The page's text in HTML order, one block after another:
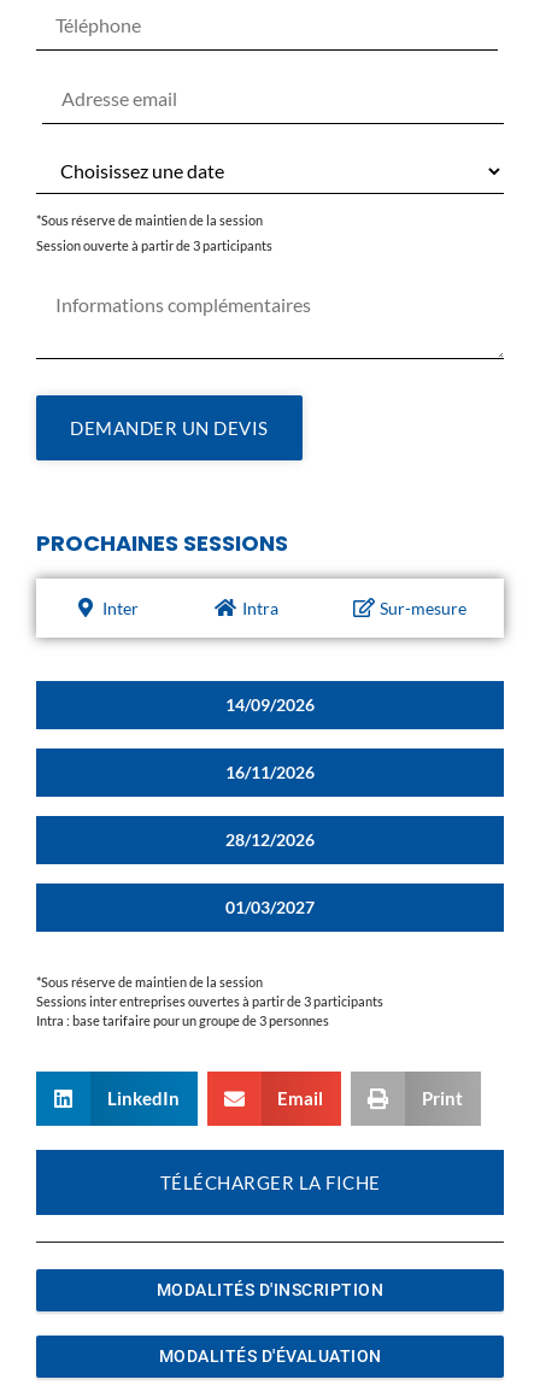
*Sous réserve de maintien de la session
Session ouverte à partir de 3 participants
DEMANDER UN DEVIS
PROCHAINES SESSIONS
Inter Intra Sur-mesure
14/09/2026
16/11/2026
28/12/2026
01/03/2027
*Sous réserve de maintien de la session
Sessions inter entreprises ouvertes à partir de 3 participants
Intra : base tarifaire pour un groupe de 3 personnes
LinkedIn Email Print
TÉLÉCHARGER LA FICHE
MODALITÉS D'INSCRIPTION
MODALITÉS D'ÉVALUATION